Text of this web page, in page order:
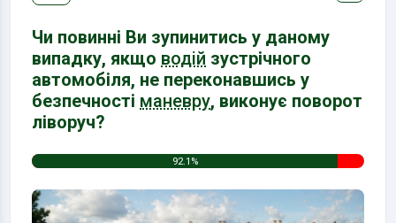
Чи повинні Ви зупинитись у даному
випадку, якщо водій зустрічного
автомобіля, не переконавшись у
безпечності маневру, виконує поворот
ліворуч?
92.1%